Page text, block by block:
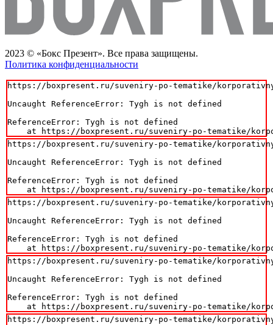
2023 © «Бокс Презент». Все права защищены.
Политика конфиденциальности
https://boxpresent.ru/suveniry-po-tematike/
Uncaught ReferenceError: Tygh is not defined
ReferenceError: Tygh is not defined
at https://boxpresent.ru/suveniry-po-tematike/
https://boxpresent.ru/suveniry-po-tematike/
Uncaught ReferenceError: Tygh is not defined
ReferenceError: Tygh is not defined
at https://boxpresent.ru/suveniry-po-tematike/
https://boxpresent.ru/suveniry-po-tematike/
Uncaught ReferenceError: Tygh is not defined
ReferenceError: Tygh is not defined
at https://boxpresent.ru/suveniry-po-tematike/
https://boxpresent.ru/suveniry-po-tematike/
Uncaught ReferenceError: Tygh is not defined
ReferenceError: Tygh is not defined
at https://boxpresent.ru/suveniry-po-tematike/
https://boxpresent.ru/suveniry-po-tematike/